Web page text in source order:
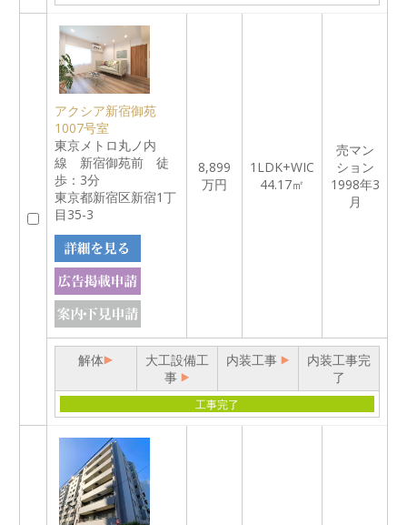
アクシア新宿御苑
1007号室
東京メトロ丸ノ内
線 新宿御苑前 徒
歩：3分
東京都新宿区新宿1丁
目35-3
8,899
万円
1LDK+WIC
44.17㎡
売マン
ション
1998年3
月
解体
大工設備工
事
内装工事
内装工事完
了
工事完了